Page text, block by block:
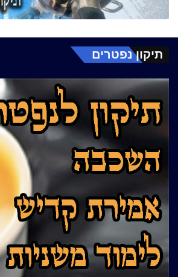
תיקון נפטרים